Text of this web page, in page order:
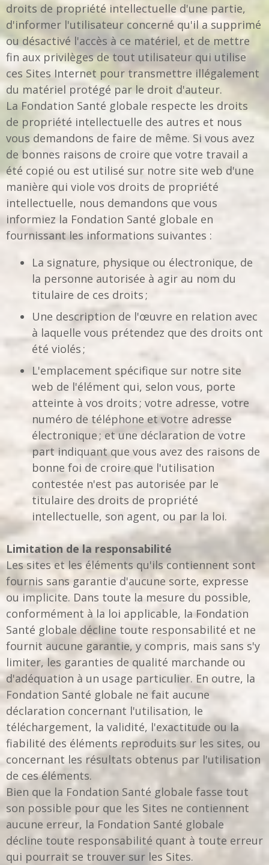
droits de propriété intellectuelle d'une partie,
d'informer l'utilisateur concerné qu'il a supprimé
ou désactivé l'accès à ce matériel, et de mettre
fin aux privilèges de tout utilisateur qui utilise
ces Sites Internet pour transmettre illégalement
du matériel protégé par le droit d'auteur.
La Fondation Santé globale respecte les droits
de propriété intellectuelle des autres et nous
vous demandons de faire de même. Si vous avez
de bonnes raisons de croire que votre travail a
été copié ou est utilisé sur notre site web d'une
manière qui viole vos droits de propriété
intellectuelle, nous demandons que vous
informiez la Fondation Santé globale en
fournissant les informations suivantes :
La signature, physique ou électronique, de
la personne autorisée à agir au nom du
titulaire de ces droits ;
Une description de l'œuvre en relation avec
à laquelle vous prétendez que des droits ont
été violés ;
L'emplacement spécifique sur notre site
web de l'élément qui, selon vous, porte
atteinte à vos droits ; votre adresse, votre
numéro de téléphone et votre adresse
électronique ; et une déclaration de votre
part indiquant que vous avez des raisons de
bonne foi de croire que l'utilisation
contestée n'est pas autorisée par le
titulaire des droits de propriété
intellectuelle, son agent, ou par la loi.
Limitation de la responsabilité
Les sites et les éléments qu'ils contiennent sont
fournis sans garantie d'aucune sorte, expresse
ou implicite. Dans toute la mesure du possible,
conformément à la loi applicable, la Fondation
Santé globale décline toute responsabilité et ne
fournit aucune garantie, y compris, mais sans s'y
limiter, les garanties de qualité marchande ou
d'adéquation à un usage particulier. En outre, la
Fondation Santé globale ne fait aucune
déclaration concernant l'utilisation, le
téléchargement, la validité, l'exactitude ou la
fiabilité des éléments reproduits sur les sites, ou
concernant les résultats obtenus par l'utilisation
de ces éléments.
Bien que la Fondation Santé globale fasse tout
son possible pour que les Sites ne contiennent
aucune erreur, la Fondation Santé globale
décline toute responsabilité quant à toute erreur
qui pourrait se trouver sur les Sites.